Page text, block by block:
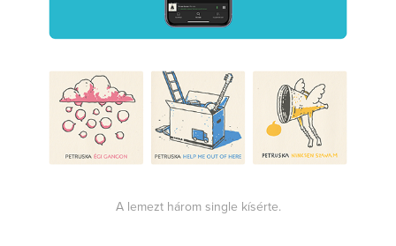
A lemezt három single kísérte.